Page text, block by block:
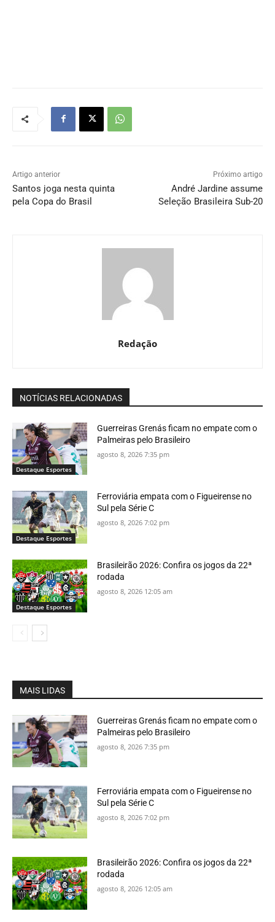
Artigo anterior
Santos joga nesta quinta
pela Copa do Brasil
Próximo artigo
André Jardine assume
Seleção Brasileira Sub-20
Redação
NOTÍCIAS RELACIONADAS
Destaque Esportes
Guerreiras Grenás ficam no empate com o
Palmeiras pelo Brasileiro
agosto 8, 2026 7:35 pm
Destaque Esportes
Ferroviária empata com o Figueirense no
Sul pela Série C
agosto 8, 2026 7:02 pm
Destaque Esportes
Brasileirão 2026: Confira os jogos da 22ª
rodada
agosto 8, 2026 12:05 am
MAIS LIDAS
Guerreiras Grenás ficam no empate com o
Palmeiras pelo Brasileiro
agosto 8, 2026 7:35 pm
Ferroviária empata com o Figueirense no
Sul pela Série C
agosto 8, 2026 7:02 pm
Brasileirão 2026: Confira os jogos da 22ª
rodada
agosto 8, 2026 12:05 am